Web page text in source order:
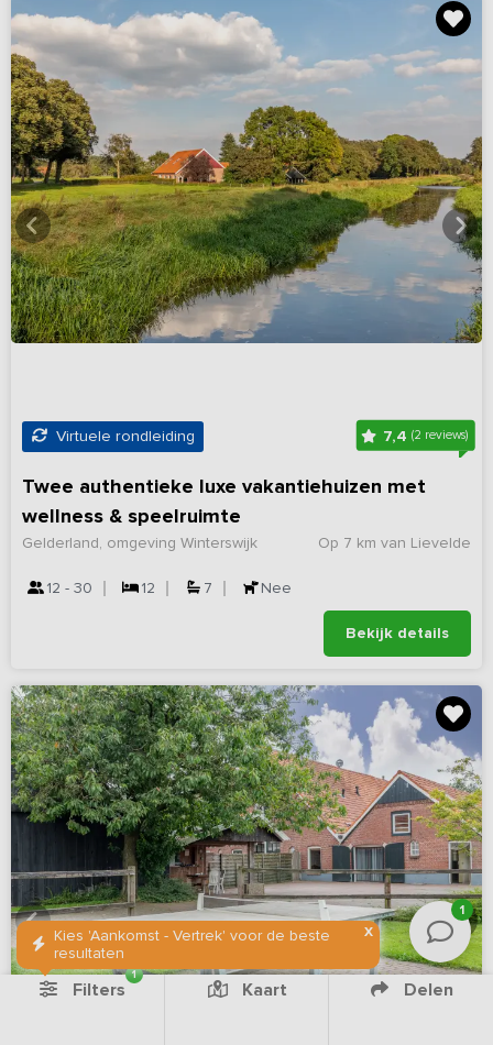
Virtuele rondleiding 7,4(2 reviews)
Twee authentieke luxe vakantiehuizen met
wellness & speelruimte
Op 7 km van Lievelde
Gelderland, omgeving Winterswijk
12 - 30 12 7 Nee
Bekijk details
X
Kies 'Aankomst - Vertrek' voor de beste
resultaten
1
Filters
1
Kaart Delen